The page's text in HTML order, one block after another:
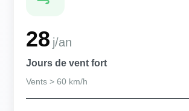
28 j/an
Jours de vent fort
Vents > 60 km/h